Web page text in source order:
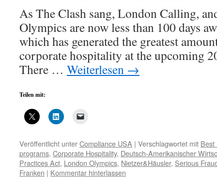
As The Clash sang, London Calling,
Olympics are now less than 100 days
which has generated the greatest
corporate hospitality at the upcoming
There … Weiterlesen →
Teilen mit:
Veröffentlicht unterCompliance USA | Verschlagwortet mit Best
programs, Corporate Hospitality, Deutsch-Amerikanischer
Practices Act, London Olympics, Nietzer&Häusler, Serious
Franken | Kommentar hinterlassen